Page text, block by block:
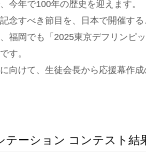
今年で100年の歴史を迎えます。
念すべき節目を、日本で開催す
福岡でも「2025東京デフリンピ
す。
向けて、生徒会長から応援幕作
テーション コンテスト結